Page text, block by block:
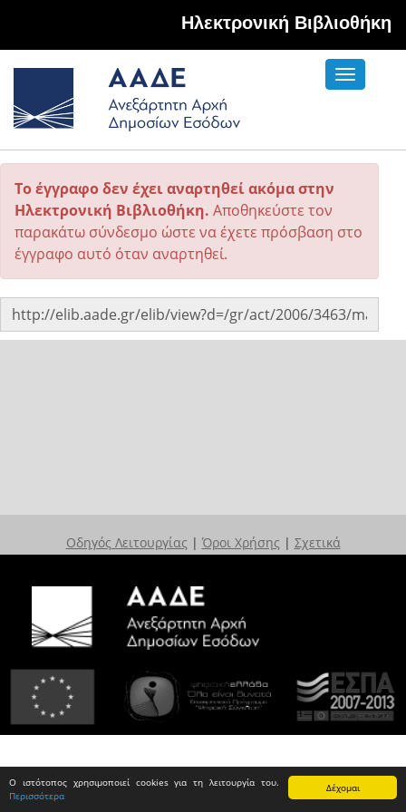
Δέχομαι
Ο ιστότοπος χρησιμοποιεί cookies για τη λειτουργία του.
Περισσότερα
Hλεκτρονική Βιβλιοθήκη
Toggle
Το έγγραφο δεν έχει αναρτηθεί ακόμα στην
Ηλεκτρονική Βιβλιοθήκη. Αποθηκεύστε τον
παρακάτω σύνδεσμο ώστε να έχετε πρόσβαση στο
έγγραφο αυτό όταν αναρτηθεί.
Οδηγός Λειτουργίας | Όροι Χρήσης | Σχετικά